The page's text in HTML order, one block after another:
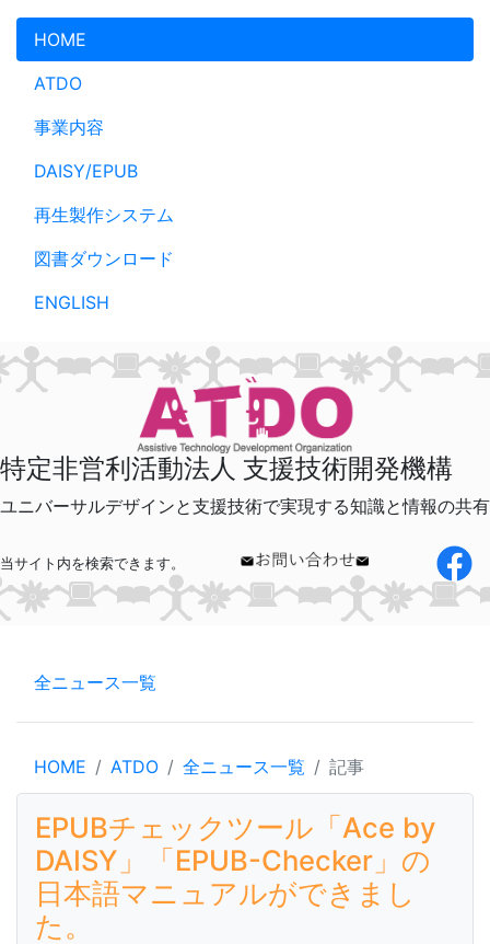
メインコンテンツへスキップ
HOME
ATDO
事業内容
DAISY/EPUB
再生製作システム
図書ダウンロード
ENGLISH
特定非営利活動法人 支援技術開発機構
ユニバーサルデザインと支援技術で実現する知識と情報の共有
当サイト内を検索できます。
全ニュース一覧
HOME ATDO 全ニュース一覧 記事
EPUBチェックツール「Ace by
DAISY」「EPUB-Checker」の
日本語マニュアルができまし
た。